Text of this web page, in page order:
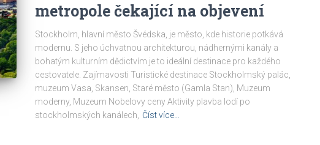
metropole čekající na objevení
Stockholm, hlavní město Švédska, je město, kde historie potkává
modernu. S jeho úchvatnou architekturou, nádhernými kanály a
bohatým kulturním dědictvím je to ideální destinace pro každého
cestovatele. Zajímavosti Turistické destinace Stockholmský palác,
muzeum Vasa, Skansen, Staré město (Gamla Stan), Muzeum
moderny, Muzeum Nobelovy ceny Aktivity plavba lodí po
stockholmských kanálech,
Číst více…